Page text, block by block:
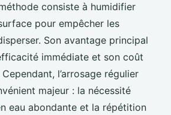
consiste à humidifier
pour empêcher les
Son avantage principal
immédiate et son coût
l’arrosage régulier
majeur : la nécessité
eau abondante et la répétition